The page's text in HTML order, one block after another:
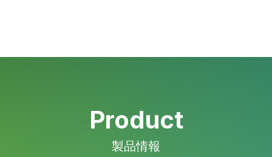
Product
製品情報